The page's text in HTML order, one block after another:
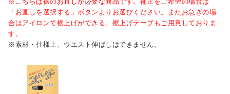
「お直しを選択する」ボタンよりお選びください。またお急ぎの場
合はアイロンで裾上げができる、裾上げテープもご用意しておりま
す。
※素材・仕様上、ウエスト伸ばしはできません。